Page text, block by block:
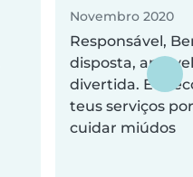
Novembro 2020
Responsável,
disposta,
divertida. Eu
teus serviços
cuidar miúdos